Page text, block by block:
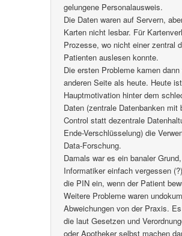
gelungene Personalausweis.
Die Daten waren auf Servern,
Karten nicht lesbar. Für
Prozesse, wo nicht einer zentral
Patienten auslesen konnte.
Die ersten Probleme kamen
anderen Seite als heute. Heute
Hauptmotivation hinter dem
Daten (zentrale Datenbanken mit
Control statt dezentrale
Ende-Verschlüsselung) die
Data-Forschung.
Damals war es ein banaler
Informatiker einfach vergessen
die PIN ein, wenn der Patient
Weitere Probleme waren
Abweichungen von der Praxis.
die laut Gesetzen und
oder Apotheker selbst machen